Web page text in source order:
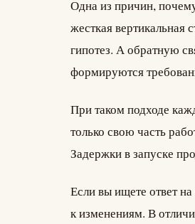
Одна из причин,
жесткая вертикальная
гипотез. А обратную
формируются
При таком подходе
только свою часть
Задержки в запуске
Если вы ищете ответ
к изменениям. В